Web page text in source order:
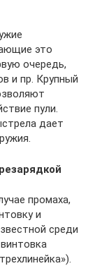
это
очередь,
и пр. Крупный
пули.
дает
промаха,
и
среди